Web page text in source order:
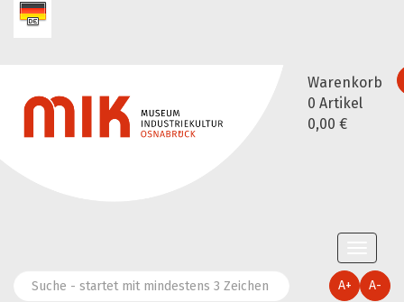
Warenkorb
0 Artikel
0,00 €
A-
A+